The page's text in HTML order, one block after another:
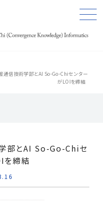
通信技術学部とAI So-Go-Chiセンター
がLOIを締結
部とAI So-Go-Chiセ
を締結